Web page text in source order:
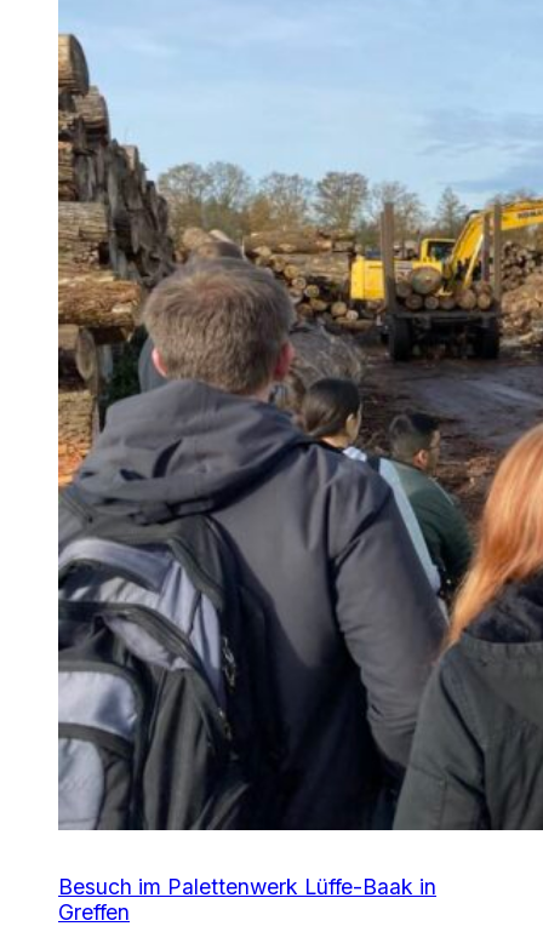
Besuch im Palettenwerk Lüffe-Baak in
Greffen